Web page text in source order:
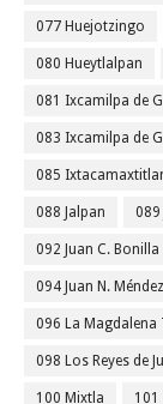
077 Huejotzingo
080 Hueytlalpan
081 Ixcamilpa de
083 Ixcamilpa de
085
088 Jalpan 089
092 Juan C. Bonilla
094 Juan N. Méndez
096 La
098 Los Reyes de
100 Mixtla 101